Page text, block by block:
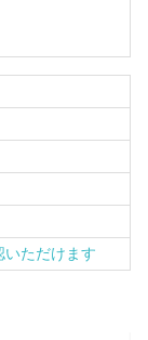
いただけます